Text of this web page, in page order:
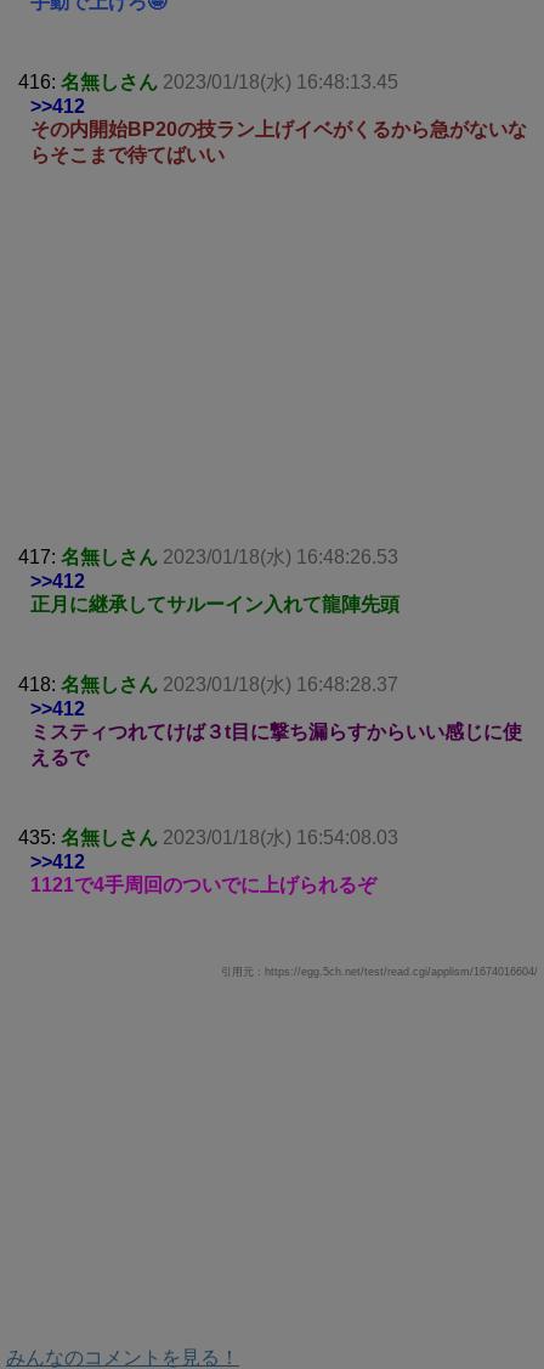
416: 名無しさん 2023/01/18(水) 16:48:13.45
>>412
その内開始BP20の技ラン上げイベがくるから急がないな
らそこまで待てばいい
417: 名無しさん 2023/01/18(水) 16:48:26.53
>>412
正月に継承してサルーイン入れて龍陣先頭
418: 名無しさん 2023/01/18(水) 16:48:28.37
>>412
ミスティつれてけば３t目に撃ち漏らすからいい感じに使
えるで
435: 名無しさん 2023/01/18(水) 16:54:08.03
>>412
1121で4手周回のついでに上げられるぞ
引用元：https://egg.5ch.net/test/read.cgi/applism/1674016604/
みんなのコメントを見る！